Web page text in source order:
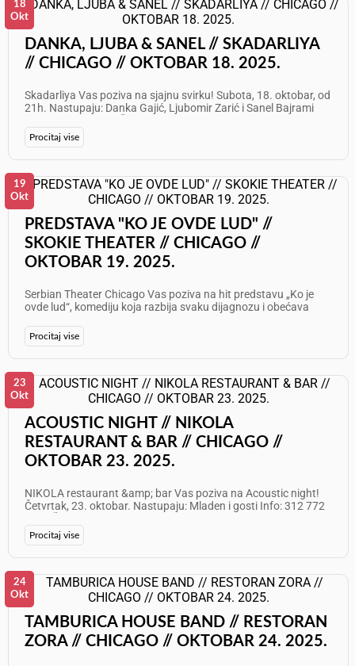
DANKA, LJUBA & SANEL // SKADARLIYA
// CHICAGO // OKTOBAR 18. 2025.
Skadarliya Vas poziva na sjajnu svirku! Subota, 18. oktobar, od
21h. Nastupaju: Danka Gajić, Ljubomir Zarić i Sanel Bajrami
Procitaj vise
18
Okt
PREDSTAVA "KO JE OVDE LUD" //
SKOKIE THEATER // CHICAGO //
OKTOBAR 19. 2025.
Serbian Theater Chicago Vas poziva na hit predstavu „Ko je
ovde lud“, komediju koja razbija svaku dijagnozu i obećava
oktobar 2025. u 20h - 18. oktobar 2025. u 20h - 19. oktobar
2025. u 17h Mesto: Skokie Theater, 7924 Lincoln Ave, Skokie, IL
60077 Karte su u prodaji na: serbiantheater.com Ne propustite
priliku da uživate u vrhunskoj glumi i humoru koji osvaja
publiku širom Amerike!
Procitaj vise
19
Okt
ACOUSTIC NIGHT // NIKOLA
RESTAURANT & BAR // CHICAGO //
OKTOBAR 23. 2025.
NIKOLA restaurant &amp; bar Vas poziva na Acoustic night!
Četvrtak, 23. oktobar. Nastupaju: Mladen i gosti Info: 312 772
Procitaj vise
23
Okt
TAMBURICA HOUSE BAND // RESTORAN
ZORA // CHICAGO // OKTOBAR 24. 2025.
24
Okt